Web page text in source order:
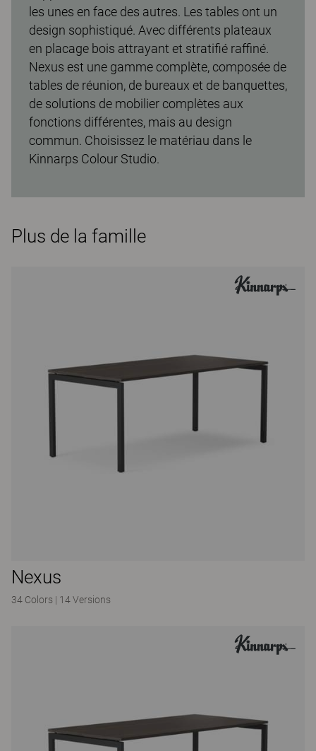
les unes en face des autres. Les tables ont un
design sophistiqué. Avec différents plateaux
en placage bois attrayant et stratifié raffiné.
Nexus est une gamme complète, composée de
tables de réunion, de bureaux et de banquettes,
de solutions de mobilier complètes aux
fonctions différentes, mais au design
commun. Choisissez le matériau dans le
Kinnarps Colour Studio.
Plus de la famille
Nexus
34 Colors | 14 Versions